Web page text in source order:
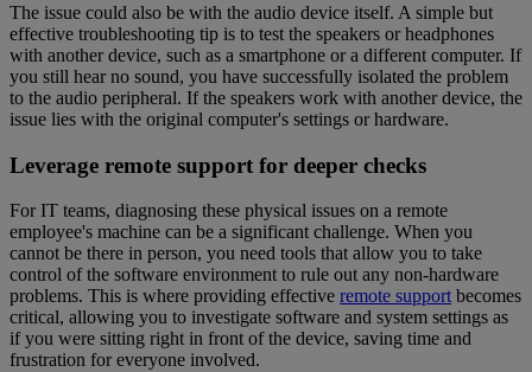
The issue could also be with the audio device itself. A simple but
effective troubleshooting tip is to test the speakers or headphones
with another device, such as a smartphone or a different computer. If
you still hear no sound, you have successfully isolated the problem
to the audio peripheral. If the speakers work with another device, the
issue lies with the original computer's settings or hardware.
Leverage remote support for deeper checks
For IT teams, diagnosing these physical issues on a remote
employee's machine can be a significant challenge. When you
cannot be there in person, you need tools that allow you to take
control of the software environment to rule out any non-hardware
problems. This is where providing effective remote supportbecomes
critical, allowing you to investigate software and system settings as
if you were sitting right in front of the device, saving time and
frustration for everyone involved.